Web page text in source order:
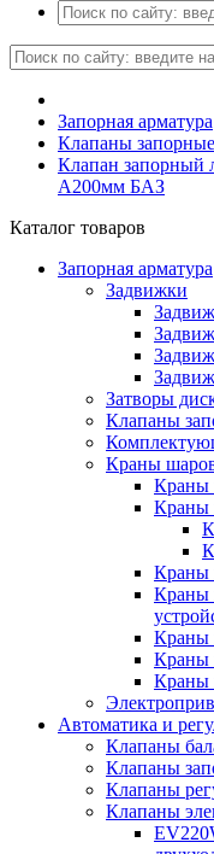
Запорная арматура
Клапаны запорные
Клапан запорный
А200мм БАЗ
Каталог товаров
Запорная арматура
Задвижки
Затворы
Клапаны
Краны
Краны
Краны
Краны
Краны
Краны
Краны
Краны
Автоматика и
Клапаны
Клапаны
Клапаны
Клапаны